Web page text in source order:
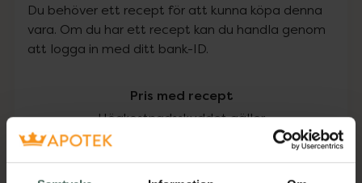
Du behöver ett recept för att kunna köpa denna
vara. Om du har ett recept kan du handla genom
att logga in med ditt bank-ID.
Pris med recept
Högkostnadsskyddet gäller
217,90 kr